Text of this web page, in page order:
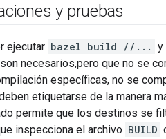
y pruebas
ejecutar bazel build //... y
necesarios,pero que no se
específicas, no se
etiquetarse de la manera
permite que los destinos se
inspecciona el archivo BUILD